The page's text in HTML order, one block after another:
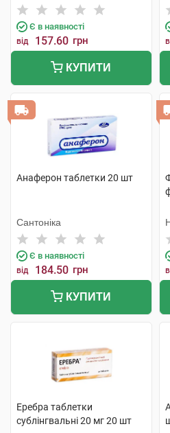
Є в наявності
від 157.60 грн
КУПИТИ
Анаферон таблетки 20 шт
Сантоніка
Є в наявності
від 184.50 грн
КУПИТИ
Еребра таблетки
сублінгвальні 20 мг 20 шт